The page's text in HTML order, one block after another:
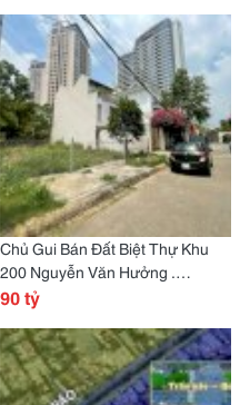
Chủ Gui Bán Đất Biệt Thự Khu
200 Nguyễn Văn Hưởng .
Phường Thảo Điền, Quận 2.
90 tỷ